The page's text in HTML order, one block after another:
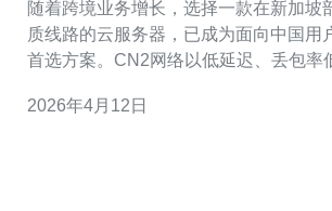
随着跨境业务增长，选择一款在新加坡
质线路的云服务器，已成为面向中国用
首选方案。CN2网络以低延迟、丢包率
DDoS防护能力上，不同CN2服务商的
2026年4月12日